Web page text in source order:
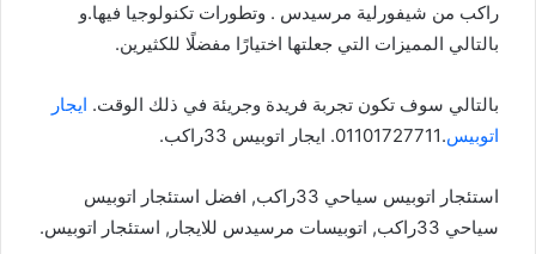
راكب من شيفورلية مرسيدس . وتطورات تكنولوجيا فيها.و
بالتالي المميزات التي جعلتها اختيارًا مفضلًا للكثيرين.
بالتالي سوف تكون تجربة فريدة وجريئة في ذلك الوقت. ايجار
اتوبيس.01101727711. ايجار اتوبيس 33راكب.
استئجار اتوبيس سياحي 33راكب, افضل استئجار اتوبيس
سياحي 33راكب, اتوبيسات مرسيدس للايجار, استئجار اتوبيس.